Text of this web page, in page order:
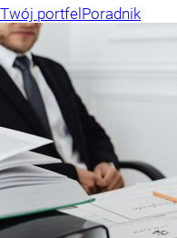
Twój portfelPoradnik